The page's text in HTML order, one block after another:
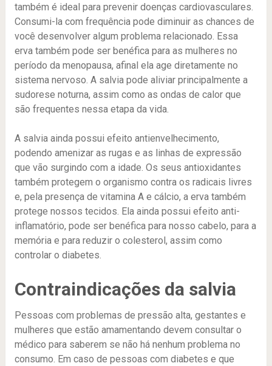
também é ideal para prevenir doenças cardiovasculares.
Consumi-la com frequência pode diminuir as chances de
você desenvolver algum problema relacionado. Essa
erva também pode ser benéfica para as mulheres no
período da menopausa, afinal ela age diretamente no
sistema nervoso. A salvia pode aliviar principalmente a
sudorese noturna, assim como as ondas de calor que
são frequentes nessa etapa da vida.
A salvia ainda possui efeito antienvelhecimento,
podendo amenizar as rugas e as linhas de expressão
que vão surgindo com a idade. Os seus antioxidantes
também protegem o organismo contra os radicais livres
e, pela presença de vitamina A e cálcio, a erva também
protege nossos tecidos. Ela ainda possui efeito anti-
inflamatório, pode ser benéfica para nosso cabelo, para a
memória e para reduzir o colesterol, assim como
controlar o diabetes.
Contraindicações da salvia
Pessoas com problemas de pressão alta, gestantes e
mulheres que estão amamentando devem consultar o
médico para saberem se não há nenhum problema no
consumo. Em caso de pessoas com diabetes e que